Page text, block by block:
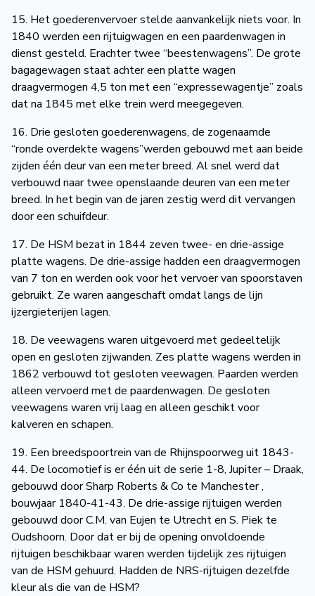
15. Het goederenvervoer stelde aanvankelijk niets voor. In
1840 werden een rijtuigwagen en een paardenwagen in
dienst gesteld. Erachter twee “beestenwagens”. De grote
bagagewagen staat achter een platte wagen
draagvermogen 4,5 ton met een “expressewagentje” zoals
dat na 1845 met elke trein werd meegegeven.
16. Drie gesloten goederenwagens, de zogenaamde
“ronde overdekte wagens”werden gebouwd met aan beide
zijden één deur van een meter breed. Al snel werd dat
verbouwd naar twee openslaande deuren van een meter
breed. In het begin van de jaren zestig werd dit vervangen
door een schuifdeur.
17. De HSM bezat in 1844 zeven twee- en drie-assige
platte wagens. De drie-assige hadden een draagvermogen
van 7 ton en werden ook voor het vervoer van spoorstaven
gebruikt. Ze waren aangeschaft omdat langs de lijn
ijzergieterijen lagen.
18. De veewagens waren uitgevoerd met gedeeltelijk
open en gesloten zijwanden. Zes platte wagens werden in
1862 verbouwd tot gesloten veewagen. Paarden werden
alleen vervoerd met de paardenwagen. De gesloten
veewagens waren vrij laag en alleen geschikt voor
kalveren en schapen.
19. Een breedspoortrein van de Rhijnspoorweg uit 1843-
44. De locomotief is er één uit de serie 1-8, Jupiter – Draak,
gebouwd door Sharp Roberts & Co te Manchester ,
bouwjaar 1840-41-43. De drie-assige rijtuigen werden
gebouwd door C.M. van Eujen te Utrecht en S. Piek te
Oudshoorn. Door dat er bij de opening onvoldoende
rijtuigen beschikbaar waren werden tijdelijk zes rijtuigen
van de HSM gehuurd. Hadden de NRS-rijtuigen dezelfde
kleur als die van de HSM?